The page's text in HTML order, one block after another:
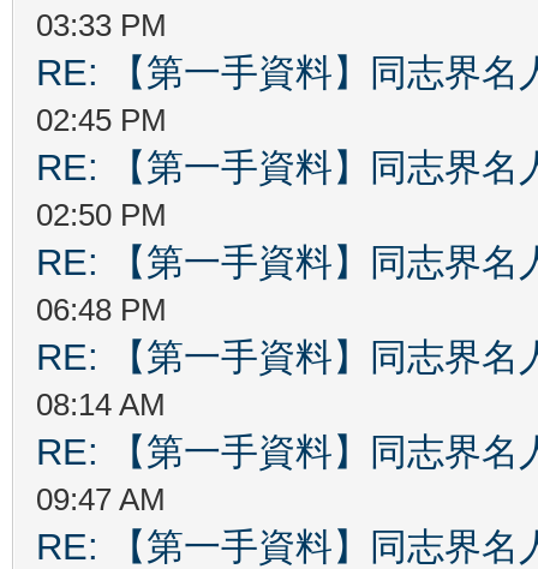
03:33 PM
RE: 【第一手資料】同志界名
02:45 PM
RE: 【第一手資料】同志界名
02:50 PM
RE: 【第一手資料】同志界名
06:48 PM
RE: 【第一手資料】同志界名
08:14 AM
RE: 【第一手資料】同志界名
09:47 AM
RE: 【第一手資料】同志界名